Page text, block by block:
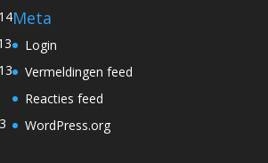
Meta
Login
Vermeldingen feed
Reacties feed
WordPress.org